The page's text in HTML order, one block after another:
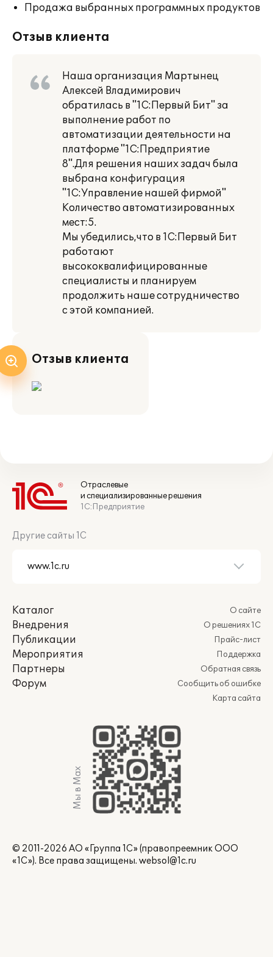
Продажа выбранных программных продуктов
Отзыв клиента
Наша организация Мартынец
Алексей Владимирович
обратилась в "1С:Первый Бит" за
выполнение работ по
автоматизации деятельности на
платформе "1С:Предприятие
8".Для решения наших задач была
выбрана конфигурация
"1С:Управление нашей фирмой"
Количество автоматизированных
мест:5.
Мы убедились,что в 1С:Первый Бит
работают
высококвалифицированные
специалисты и планируем
продолжить наше сотрудничество
с этой компанией.
Отзыв клиента
Отраслевые
и специализированные решения
1С:Предприятие
Другие сайты 1С
Каталог
Внедрения
Публикации
Мероприятия
Партнеры
Форум
О сайте
О решениях 1С
Прайс-лист
Поддержка
Обратная связь
Сообщить об ошибке
Карта сайта
Мы в Max
© 2011-2026 АО «Группа 1С» (правопреемник ООО
«1С»). Все права защищены. websol@1c.ru